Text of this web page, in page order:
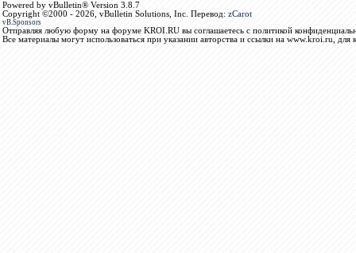
Powered by vBulletin® Version 3.8.7
Copyright ©2000 - 2026, vBulletin Solutions, Inc. Перевод: zCarot
vB.Sponsors
Отправляя любую форму на форуме KROI.RU вы соглашаетесь с политикой
Все материалы могут использоваться при указании авторства и ссылки на www.kroi.ru, для